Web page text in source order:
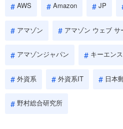
AWS Amazon JP
アマゾン アマゾン ウェブ サ
アマゾンジャパン キーエンス
外資系 外資系IT 日本
野村総合研究所